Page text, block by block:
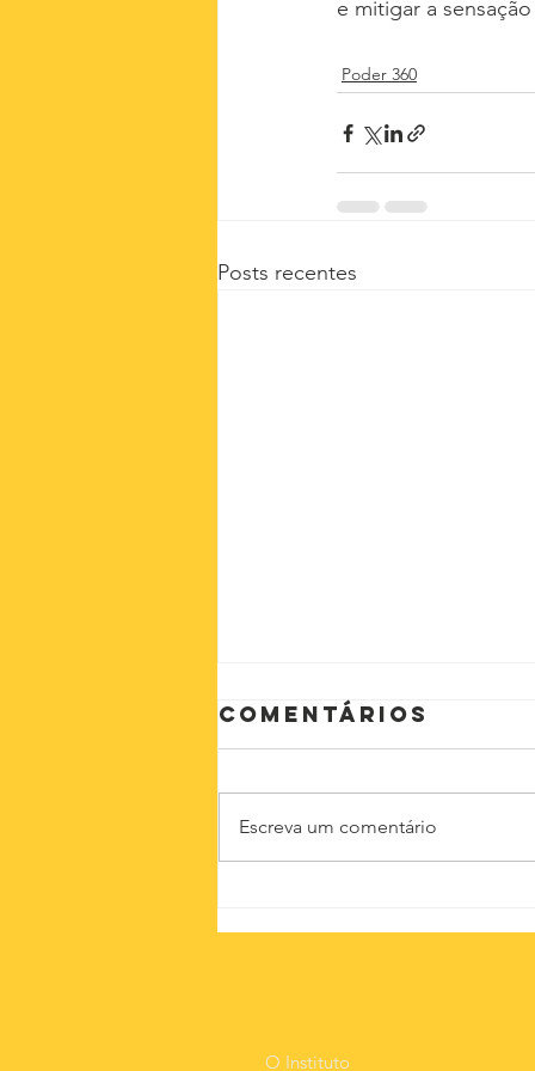
e mitigar a
Poder 360
Posts recentes
Comentários
Escreva um comentário
O Instituto